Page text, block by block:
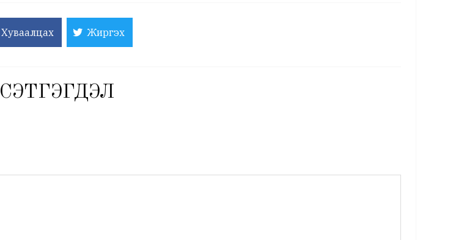
Хуваалцах Жиргэх
СЭТГЭГДЭЛ